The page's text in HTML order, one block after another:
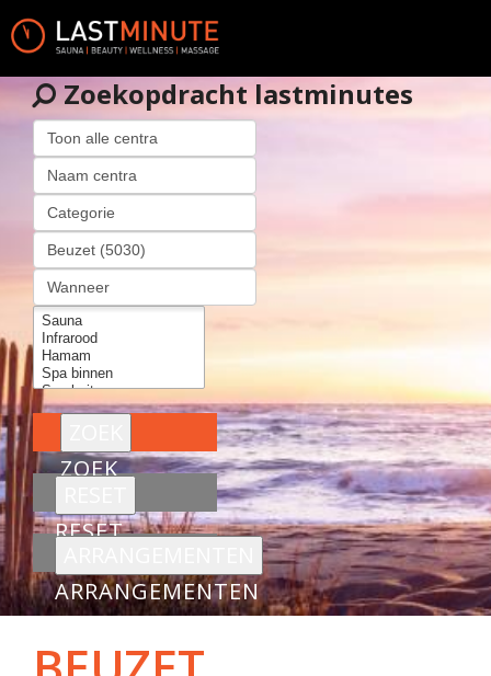
Zoekopdracht lastminutes
ZOEK
RESET
ARRANGEMENTEN